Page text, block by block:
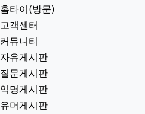
홈타이(방문)
고객센터
커뮤니티
자유게시판
질문게시판
익명게시판
유머게시판